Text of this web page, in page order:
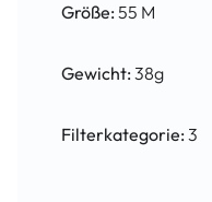
Größe: 55 M
Gewicht: 38g
Filterkategorie: 3